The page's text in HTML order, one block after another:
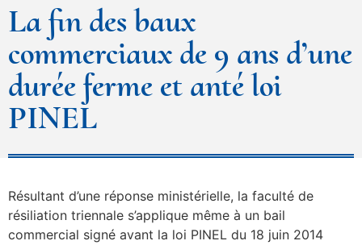
La fin des baux
commerciaux de 9 ans d’une
durée ferme et anté loi
PINEL
Résultant d’une réponse ministérielle, la faculté de
résiliation triennale s’applique même à un bail
commercial signé avant la loi PINEL du 18 juin 2014